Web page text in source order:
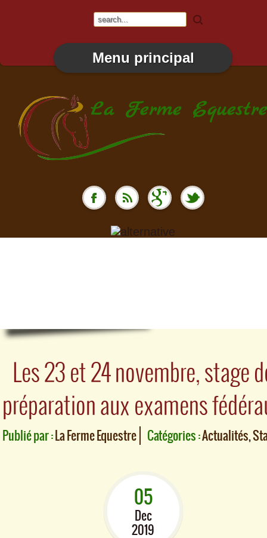
Menu principal
Les 23 et 24 novembre, stage
préparation aux examens
Publié par :La Ferme Equestre Catégories :Actualités,
05
Dec
2019